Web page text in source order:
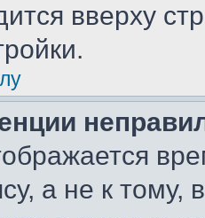
вверху
а не к тому,